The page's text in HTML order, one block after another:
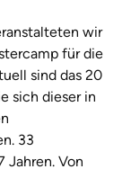
wir
für die
sind das 20
sich dieser in
33
Jahren. Von